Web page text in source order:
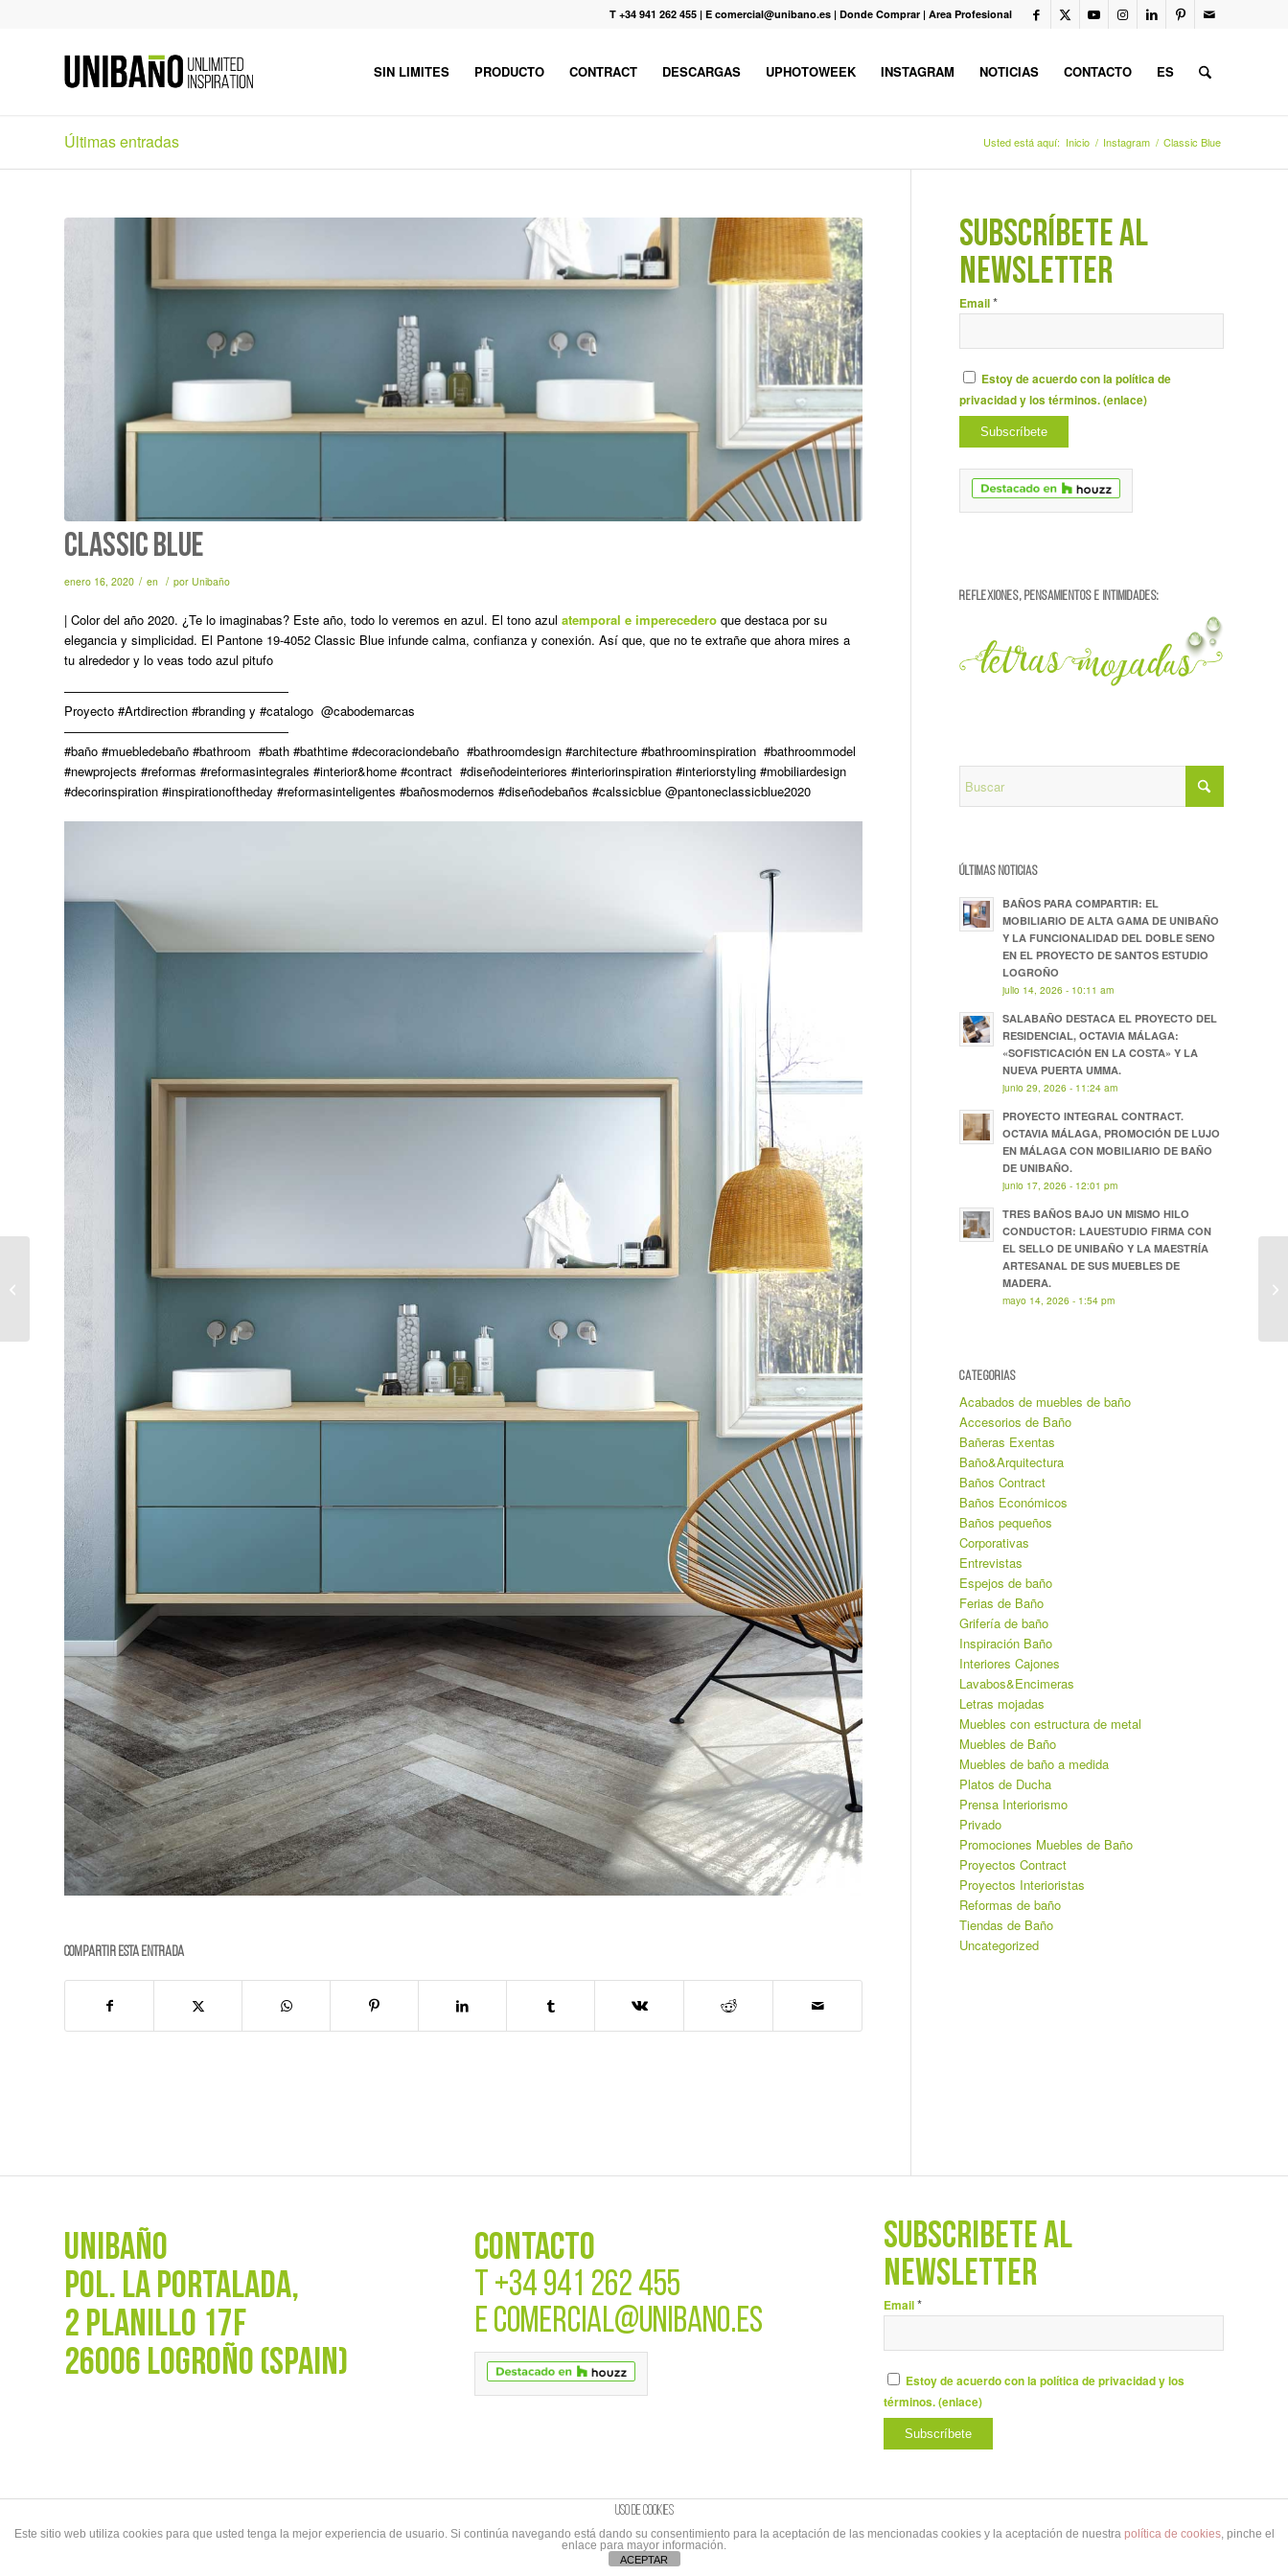
T +34 941 262 455 | E comercial@unibano.es | Donde Comprar | Area Profesional
SIN LIMITES PRODUCTO CONTRACT DESCARGAS UPHOTOWEEK INSTAGRAM NOTICIAS CONTACTO ES
Últimas entradas Usted está aquí: Inicio / Instagram / Classic Blue
Classic Blue
enero 16, 2020 / en / por Unibaño
| Color del año 2020. ¿Te lo imaginabas? Este año, todo lo veremos en azul. El tono azul atemporal e imperecedero que destaca por su
elegancia y simplicidad. El Pantone 19-4052 Classic Blue infunde calma, confianza y conexión. Así que, que no te extrañe que ahora mires a
tu alrededor y lo veas todo azul pitufo
——————————————————
Proyecto #Artdirection #branding y #catalogo @cabodemarcas
——————————————————
#baño #muebledebaño #bathroom #bath #bathtime #decoraciondebaño #bathroomdesign #architecture #bathroominspiration #bathroommodel
#newprojects #reformas #reformasintegrales #interior&home #contract #diseñodeinteriores #interiorinspiration #interiorstyling #mobiliardesign
#decorinspiration #inspirationoftheday #reformasinteligentes #bañosmodernos #diseñodebaños #calssicblue @pantoneclassicblue2020
Compartir esta entrada
SUBSCRÍBETE AL
NEWSLETTER
Email*
Estoy de acuerdo con la política de
privacidad y los términos. (enlace)
REFLEXIONES, PENSAMIENTOS E INTIMIDADES:
ÚLTIMAS NOTICIAS
BAÑOS PARA COMPARTIR: EL
MOBILIARIO DE ALTA GAMA DE UNIBAÑO
Y LA FUNCIONALIDAD DEL DOBLE SENO
EN EL PROYECTO DE SANTOS ESTUDIO
LOGROÑO
julio 14, 2026 - 10:11 am
SALABAÑO DESTACA EL PROYECTO DEL
RESIDENCIAL, OCTAVIA MÁLAGA:
«SOFISTICACIÓN EN LA COSTA» Y LA
NUEVA PUERTA UMMA.
junio 29, 2026 - 11:24 am
PROYECTO INTEGRAL CONTRACT.
OCTAVIA MÁLAGA, PROMOCIÓN DE LUJO
EN MÁLAGA CON MOBILIARIO DE BAÑO
DE UNIBAÑO.
junio 17, 2026 - 12:01 pm
TRES BAÑOS BAJO UN MISMO HILO
CONDUCTOR: LAUESTUDIO FIRMA CON
EL SELLO DE UNIBAÑO Y LA MAESTRÍA
ARTESANAL DE SUS MUEBLES DE
MADERA.
mayo 14, 2026 - 1:54 pm
CATEGORIAS
Acabados de muebles de baño
Accesorios de Baño
Bañeras Exentas
Baño&Arquitectura
Baños Contract
Baños Económicos
Baños pequeños
Corporativas
Entrevistas
Espejos de baño
Ferias de Baño
Grifería de baño
Inspiración Baño
Interiores Cajones
Lavabos&Encimeras
Letras mojadas
Muebles con estructura de metal
Muebles de Baño
Muebles de baño a medida
Platos de Ducha
Prensa Interiorismo
Privado
Promociones Muebles de Baño
Proyectos Contract
Proyectos Interioristas
Reformas de baño
Tiendas de Baño
Uncategorized
UNIBAÑO
POL. La Portalada,
2 PLANILLO 17F
26006 LOGROÑO (SPAIN)
CONTACTO
T +34 941 262 455
E COMERCIAL@UNIBANO.ES
SUBSCRÍBETE AL
NEWSLETTER
Email*
Estoy de acuerdo con la política de privacidad y los
términos. (enlace)
Cabo de MarcasBranding&Comunicación
U3 | MUEBLE DE
Uso de cookies
Este sitio web utiliza cookies para que usted tenga la mejor experiencia de usuario. Si continúa navegando está dando su consentimiento para la aceptación de las mencionadas cookies y la aceptación de nuestra política de cookies, pinche el
enlace para mayor información.
ACEPTAR